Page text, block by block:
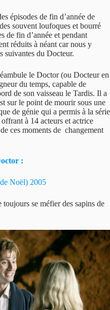
épisodes de fin d’année de
souvent loufoques et bourré
de fin d’année et pendant
réduits à néant car nous y
suivantes du Docteur.
le Doctor (ou Docteur en
du temps, capable de
de son vaisseau le Tardis. Il a
sur le point de mourir sous une
de génie qui a permis à la série
à 14 acteurs et actrice
ces moments de changement
:
Noël) 2005
toujours se méfier des sapins de